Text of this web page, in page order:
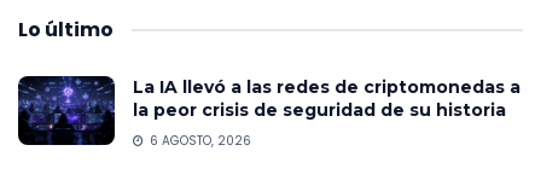
Lo último
La IA llevó a las redes de criptomonedas a
la peor crisis de seguridad de su historia
6 AGOSTO, 2026